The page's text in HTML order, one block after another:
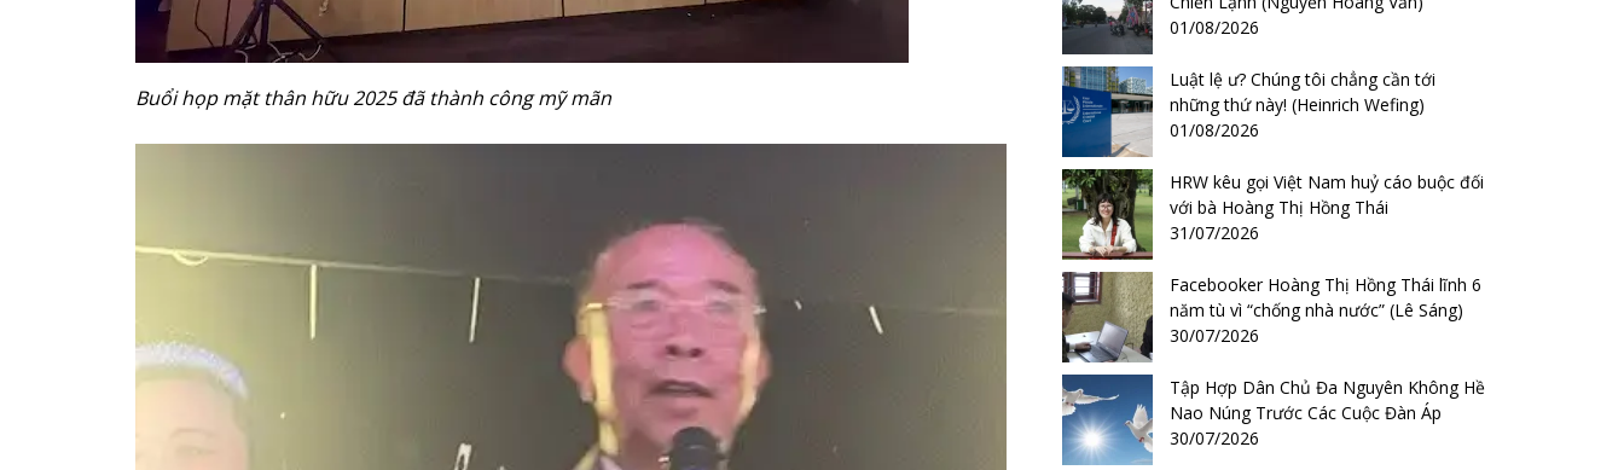
Buổi họp mặt thân hữu 2025 đã thành công mỹ mãn
01/08/2026
Luật lệ ư? Chúng tôi chẳng cần tới
những thứ này! (Heinrich Wefing)
01/08/2026
HRW kêu gọi Việt Nam huỷ cáo buộc đối
với bà Hoàng Thị Hồng Thái
31/07/2026
Facebooker Hoàng Thị Hồng Thái lĩnh 6
năm tù vì “chống nhà nước” (Lê Sáng)
30/07/2026
Tập Hợp Dân Chủ Đa Nguyên Không Hề
Nao Núng Trước Các Cuộc Đàn Áp
30/07/2026